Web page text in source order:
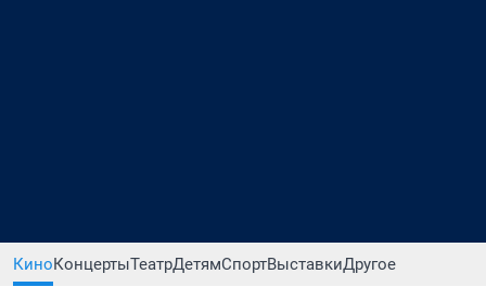
КиноКонцертыТеатрДетямСпортВыставкиДругое